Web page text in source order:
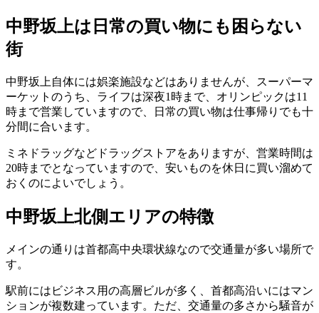
中野坂上は日常の買い物にも困らない
街
中野坂上自体には娯楽施設などはありませんが、スーパーマ
ーケットのうち、ライフは深夜1時まで、オリンピックは11
時まで営業していますので、日常の買い物は仕事帰りでも十
分間に合います。
ミネドラッグなどドラッグストアをありますが、営業時間は
20時までとなっていますので、安いものを休日に買い溜めて
おくのによいでしょう。
中野坂上北側エリアの特徴
メインの通りは首都高中央環状線なので交通量が多い場所で
す。
駅前にはビジネス用の高層ビルが多く、首都高沿いにはマン
ションが複数建っています。ただ、交通量の多さから騒音が